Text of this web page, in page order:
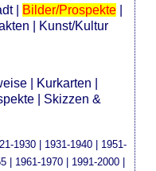
| Bilder/Prospekte|
Kunst/Kultur
Kurkarten
Skizzen &
1930 1931-1940
1951-
| 1961-1970 | 1991-2000 |